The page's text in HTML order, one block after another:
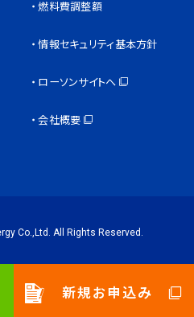
新規お申込み
燃料費調整額
情報セキュリティ基本方針
ローソンサイトへ
会社概要
Co.,Ltd. All Rights Reserved.